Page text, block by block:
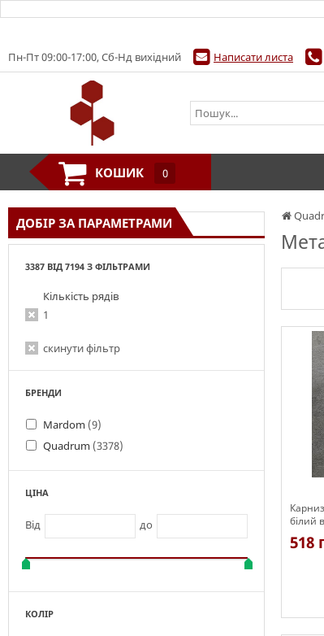
ДОБІР ЗА ПАРАМЕТРАМИ
3387 ВІД 7194 З ФІЛЬТРАМИ
Кількість рядів
1
скинути фільтр
БРЕНДИ
Mardom (9)
Quadrum (3378)
ЦІНА
Від до
КОЛІР
білий
518
Пн-Пт 09:00-17:00, Сб-Нд вихідний Написати листа
КОШИК 0